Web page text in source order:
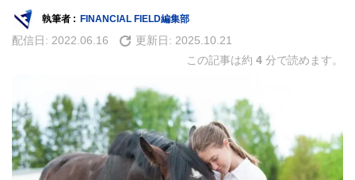
執筆者 : FINANCIAL FIELD編集部
配信日: 2022.06.16 更新日: 2025.10.21
この記事は約 4 分で読めます。